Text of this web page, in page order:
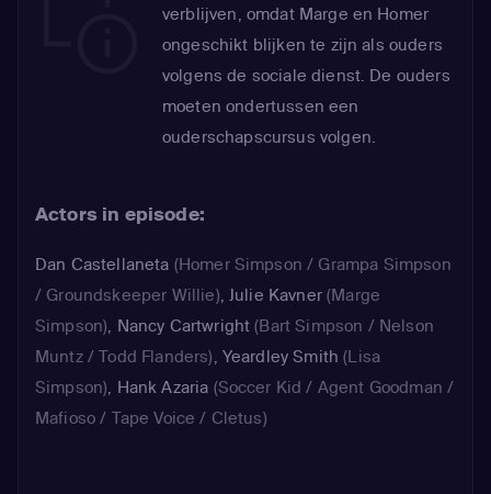
verblijven, omdat Marge en Homer
ongeschikt blijken te zijn als ouders
volgens de sociale dienst. De ouders
moeten ondertussen een
ouderschapscursus volgen.
Actors in episode:
Dan Castellaneta (Homer Simpson / Grampa Simpson
/ Groundskeeper Willie),Julie Kavner(Marge
Simpson), Nancy Cartwright (Bart Simpson / Nelson
Muntz / Todd Flanders), Yeardley Smith (Lisa
Simpson), Hank Azaria (Soccer Kid / Agent Goodman /
Mafioso / Tape Voice / Cletus)